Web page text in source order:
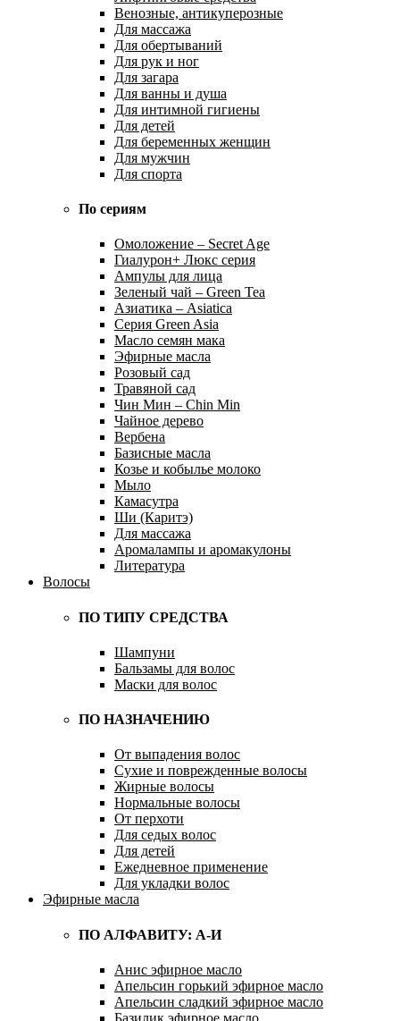
Венозные, антикуперозные
Для массажа
Для обертываний
Для рук и ног
Для загара
Для ванны и душа
Для интимной гигиены
Для детей
Для беременных женщин
Для мужчин
Для спорта
По сериям
Омоложение – Secret Age
Гиалурон+ Люкс серия
Ампулы для лица
Зеленый чай – Green Tea
Азиатика – Asiatica
Серия Green Asia
Масло семян мака
Эфирные масла
Розовый сад
Травяной сад
Чин Мин – Chin Min
Чайное дерево
Вербена
Базисные масла
Козье и кобылье молоко
Мыло
Камасутра
Ши (Каритэ)
Для массажа
Аромалампы и аромакулоны
Литература
Волосы
ПО ТИПУ СРЕДСТВА
Шампуни
Бальзамы для волос
Маски для волос
ПО НАЗНАЧЕНИЮ
От выпадения волос
Сухие и поврежденные волосы
Жирные волосы
Нормальные волосы
От перхоти
Для седых волос
Для детей
Ежедневное применение
Для укладки волос
Эфирные масла
ПО АЛФАВИТУ: А-И
Анис эфирное масло
Апельсин горький эфирное масло
Апельсин сладкий эфирное масло
Базилик эфирное масло